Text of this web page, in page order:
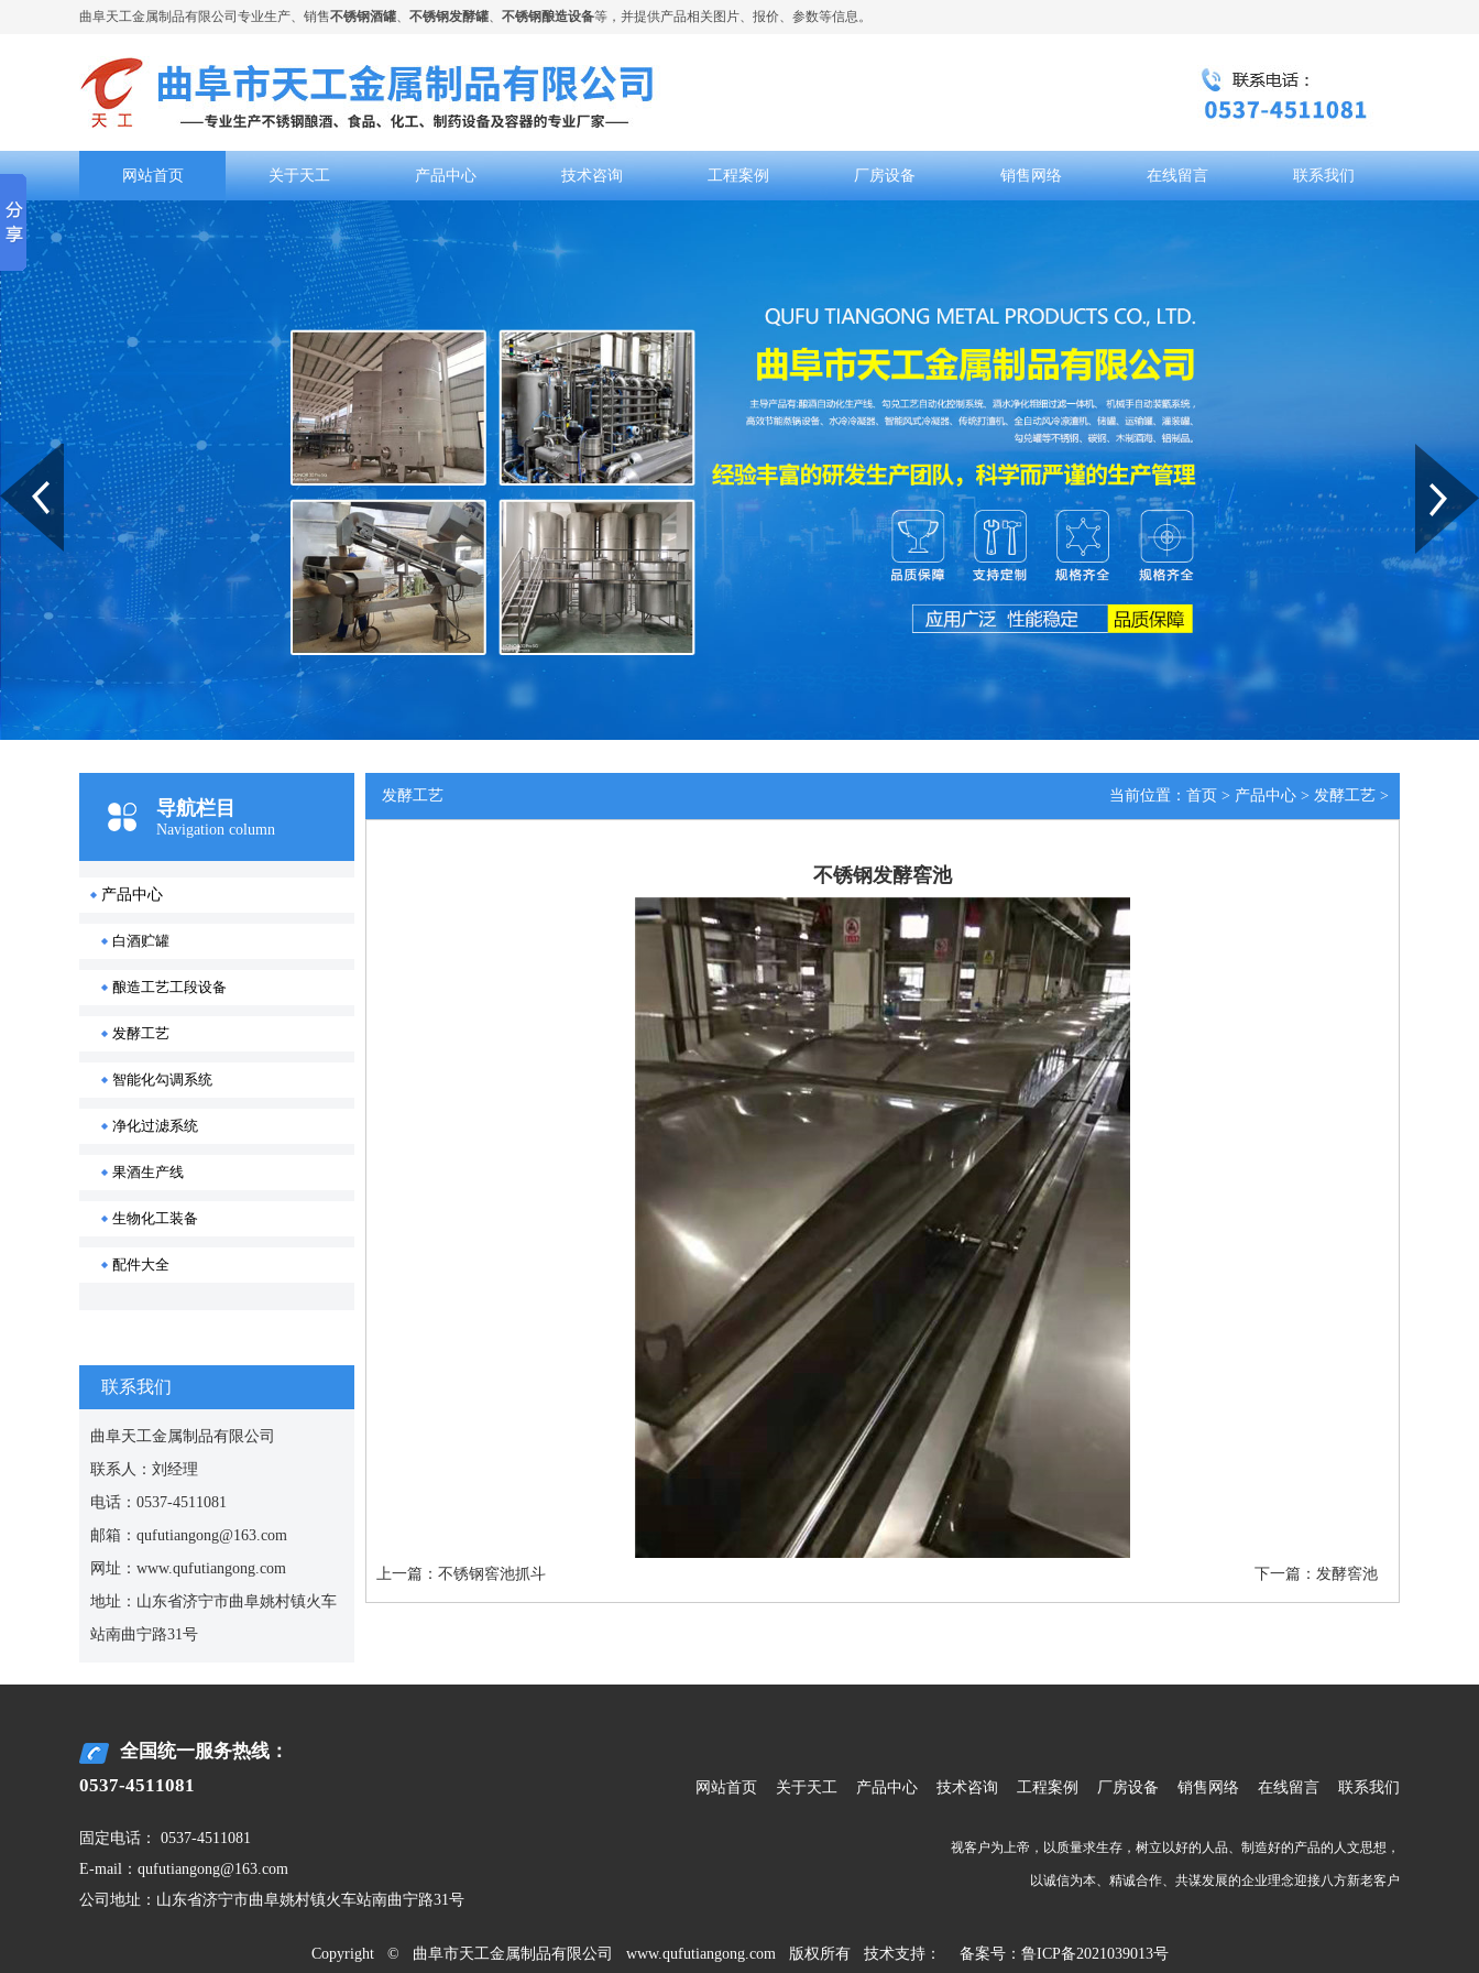
曲阜天工金属制品有限公司专业生产、销售不锈钢酒罐、 不锈钢发酵罐、 不锈钢酿造设备等，并提供产品相关图片、报价、参数等信息。
网站首页 关于天工 产品中心 技术咨询 工程案例 厂房设备 销售网络 在线留言 联系我们
Next
导航栏目
Navigation column
产品中心
白酒贮罐
酿造工艺工段设备
发酵工艺
智能化勾调系统
净化过滤系统
果酒生产线
生物化工装备
配件大全
联系我们
曲阜天工金属制品有限公司
联系人：刘经理
电话：0537-4511081
邮箱：qufutiangong@163.com
网址：www.qufutiangong.com
地址：山东省济宁市曲阜姚村镇火车
站南曲宁路31号
当前位置： 首页 > 产品中心 > 发酵工艺 >
发酵工艺
不锈钢发酵窖池
上一篇： 不锈钢窖池抓斗 下一篇： 发酵窖池
全国统一服务热线：
0537-4511081
固定电话： 0537-4511081
E-mail：qufutiangong@163.com
公司地址：山东省济宁市曲阜姚村镇火车站南曲宁路31号
网站首页 关于天工 产品中心 技术咨询 工程案例 厂房设备 销售网络 在线留言 联系我们
视客户为上帝，以质量求生存，树立以好的人品、制造好的产品的人文思想，
以诚信为本、精诚合作、共谋发展的企业理念迎接八方新老客户
Copyright © 曲阜市天工金属制品有限公司 www.qufutiangong.com 版权所有 技术支持： 备案号： 鲁ICP备2021039013号